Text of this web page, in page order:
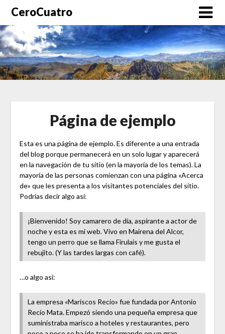
CeroCuatro
Página de ejemplo
Esta es una página de ejemplo. Es diferente a una entrada
del blog porque permanecerá en un solo lugar y aparecerá
en la navegación de tu sitio (en la mayoría de los temas). La
mayoría de las personas comienzan con una página «Acerca
de» que les presenta a los visitantes potenciales del sitio.
Podrías decir algo así:
¡Bienvenido! Soy camarero de día, aspirante a actor de
noche y esta es mi web. Vivo en Mairena del Alcor,
tengo un perro que se llama Firulais y me gusta el
rebujito. (Y las tardes largas con café).
…o algo así:
La empresa «Mariscos Recio» fue fundada por Antonio
Recio Mata. Empezó siendo una pequeña empresa que
suministraba marisco a hoteles y restaurantes, pero